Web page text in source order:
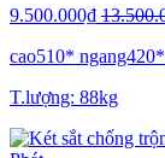
9.500.000₫
cao510*
T.lượng: 88kg